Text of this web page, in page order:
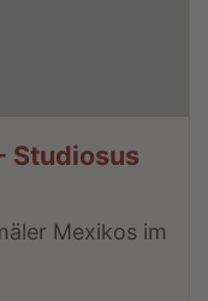
Studiosus
Mexikos im